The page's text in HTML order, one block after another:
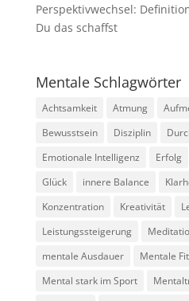
Perspektivwechsel:
Du das schaffst
Mentale Schlagwörter
Achtsamkeit Atmung
Bewusstsein
Disziplin
Emotionale Intelligenz
Erfolg
Glück
innere Balance
Konzentration
Kreativität
Leistungssteigerung
mentale Ausdauer
Mentale
Mental stark im Sport